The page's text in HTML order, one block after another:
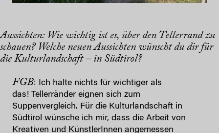
Aussichten: Wie wichtig ist es, über den Tellerrand zu
schauen? Welche neuen Aussichten wünscht du dir für
die Kulturlandschaft – in Südtirol?
FGB: Ich halte nichts für wichtiger als
das! Tellerränder eignen sich zum
Suppenvergleich. Für die Kulturlandschaft in
Südtirol wünsche ich mir, dass die Arbeit von
Kreativen und KünstlerInnen angemessen